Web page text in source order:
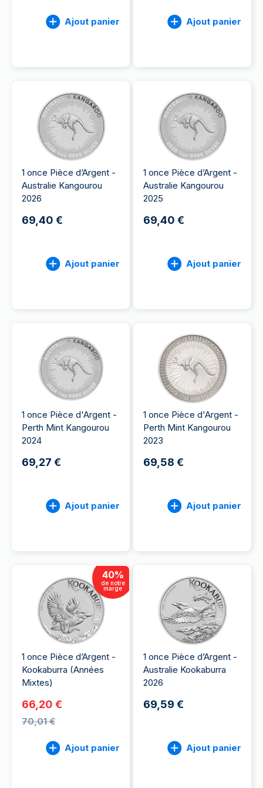
Ajout panier Ajout panier
1 once Pièce d’Argent -
Australie Kangourou
2026
69,40 €
Ajout panier
1 once Pièce d’Argent -
Australie Kangourou
2025
69,40 €
Ajout panier
1 once Pièce d'Argent -
Perth Mint Kangourou
2024
69,27 €
Ajout panier
1 once Pièce d'Argent -
Perth Mint Kangourou
2023
69,58 €
Ajout panier
40%
de notre
marge
1 once Pièce d’Argent -
Kookaburra (Années
Mixtes)
66,20 €
70,01 €
Ajout panier
1 once Pièce d’Argent -
Australie Kookaburra
2026
69,59 €
Ajout panier